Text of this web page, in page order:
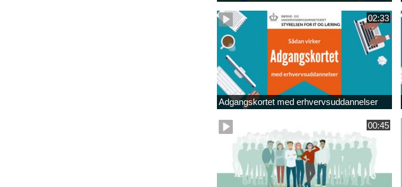
02:33
Adgangskortet med erhvervsuddannelser
00:45